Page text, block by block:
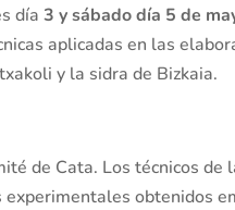
día3 y sábado día 5 de
aplicadas en las
y la sidra de Bizkaia.
de Cata. Los técnicos
obtenidos